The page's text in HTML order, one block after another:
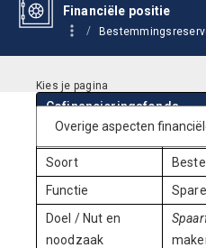
Financiële positie
Cofinancieringsfonds
Ingesteld per
2022
Soort
Functie
Doel / Nut en
noodzaak